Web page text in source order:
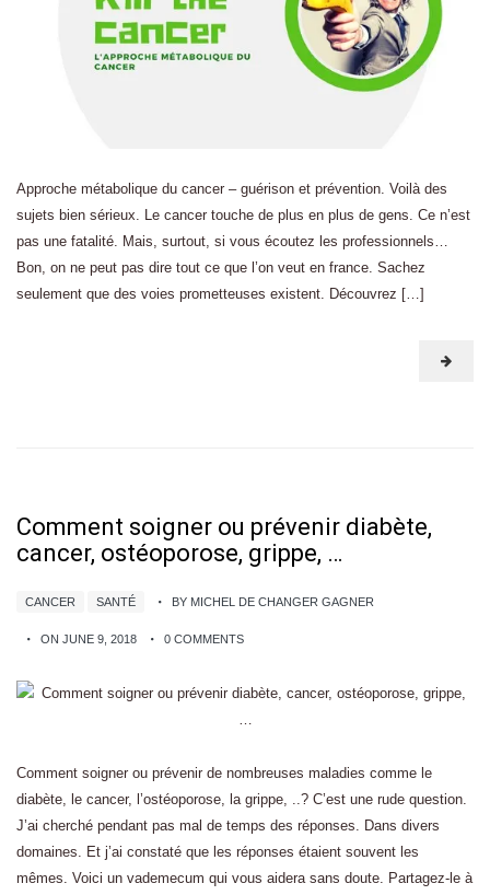
Approche métabolique du cancer – guérison et prévention. Voilà des
sujets bien sérieux. Le cancer touche de plus en plus de gens. Ce n’est
pas une fatalité. Mais, surtout, si vous écoutez les professionnels…
Bon, on ne peut pas dire tout ce que l’on veut en france. Sachez
seulement que des voies prometteuses existent. Découvrez […]
Comment soigner ou prévenir diabète,
cancer, ostéoporose, grippe, …
CANCER SANTÉ BY MICHEL DE CHANGER GAGNER
ON JUNE 9, 2018 0 COMMENTS
Comment soigner ou prévenir de nombreuses maladies comme le
diabète, le cancer, l’ostéoporose, la grippe, ..? C’est une rude question.
J’ai cherché pendant pas mal de temps des réponses. Dans divers
domaines. Et j’ai constaté que les réponses étaient souvent les
mêmes. Voici un vademecum qui vous aidera sans doute. Partagez-le à